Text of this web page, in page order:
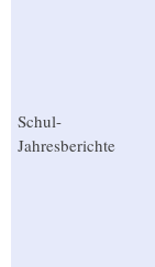
Schul-
Jahresberichte